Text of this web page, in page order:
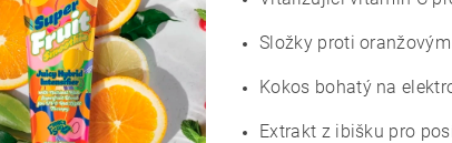
Složky proti
Kokos bohatý na
Extrakt z ibišku pro